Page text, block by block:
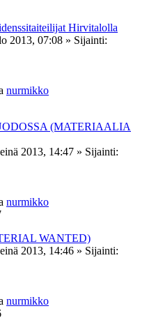
Hirvitalolla
2013, 07:08 » Sijainti:
nurmikko
(MATERIAALIA
2013, 14:47 » Sijainti:
nurmikko
WANTED)
2013, 14:46 » Sijainti:
nurmikko